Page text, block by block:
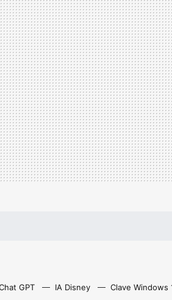
GPT IA Disney Clave Windows